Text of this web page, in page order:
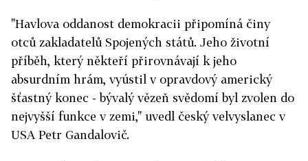
"Havlova oddanost demokracii připomíná činy
otců zakladatelů Spojených států. Jeho životní
příběh, který někteří přirovnávají k jeho
absurdním hrám, vyústil v opravdový americký
šťastný konec - bývalý vězeň svědomí byl zvolen do
nejvyšší funkce v zemi," uvedl český velvyslanec v
USA Petr Gandalovič.